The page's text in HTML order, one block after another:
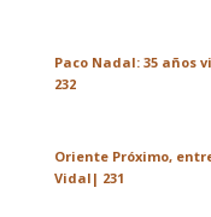
Paco Nadal: 35 años
232
Oriente Próximo,
Vidal| 231